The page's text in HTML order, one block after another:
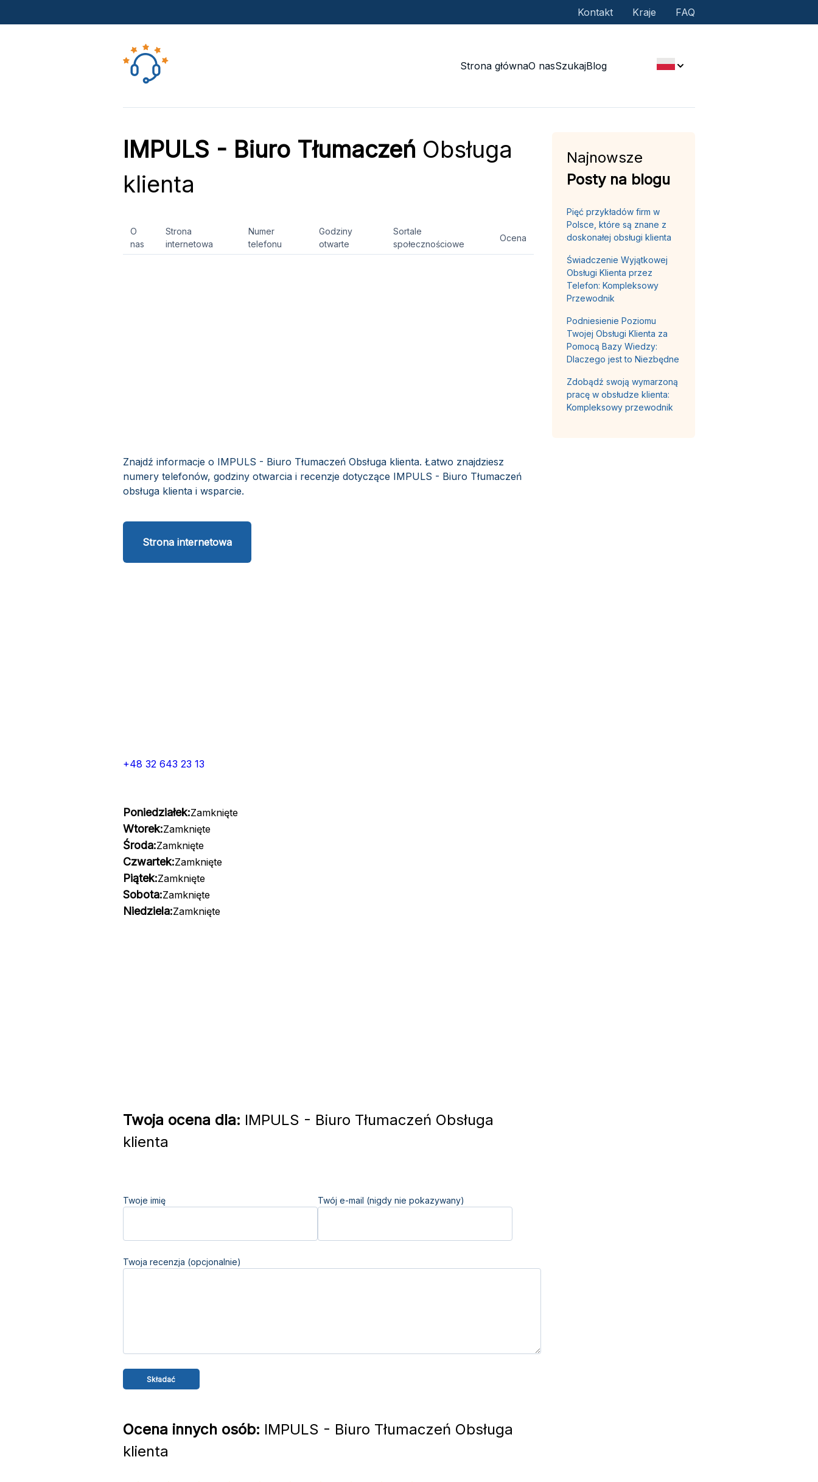
Kontakt Kraje FAQ
Strona głównaO nasSzukajBlog
IMPULS - Biuro Tłumaczeń Obsługa
klienta
O
nas
Strona
internetowa
Numer
telefonu
Godziny
otwarte
Sortale
społecznościowe
Ocena
Znajdź informacje o IMPULS - Biuro Tłumaczeń Obsługa klienta. Łatwo znajdziesz
numery telefonów, godziny otwarcia i recenzje dotyczące IMPULS - Biuro Tłumaczeń
obsługa klienta i wsparcie.
Strona internetowa
+48 32 643 23 13
Poniedziałek:Zamknięte
Wtorek:Zamknięte
Środa:Zamknięte
Czwartek:Zamknięte
Piątek:Zamknięte
Sobota:Zamknięte
Niedziela:Zamknięte
Twoja ocena dla: IMPULS - Biuro Tłumaczeń Obsługa
klienta
Twoje imię Twój e-mail (nigdy nie pokazywany)
Twoja recenzja (opcjonalnie)
Ocena innych osób: IMPULS - Biuro Tłumaczeń Obsługa
klienta
Najnowsze
Posty na blogu
Pięć przykładów firm w
Polsce, które są znane z
doskonałej obsługi klienta
Świadczenie Wyjątkowej
Obsługi Klienta przez
Telefon: Kompleksowy
Przewodnik
Podniesienie Poziomu
Twojej Obsługi Klienta za
Pomocą Bazy Wiedzy:
Dlaczego jest to Niezbędne
Zdobądź swoją wymarzoną
pracę w obsłudze klienta:
Kompleksowy przewodnik